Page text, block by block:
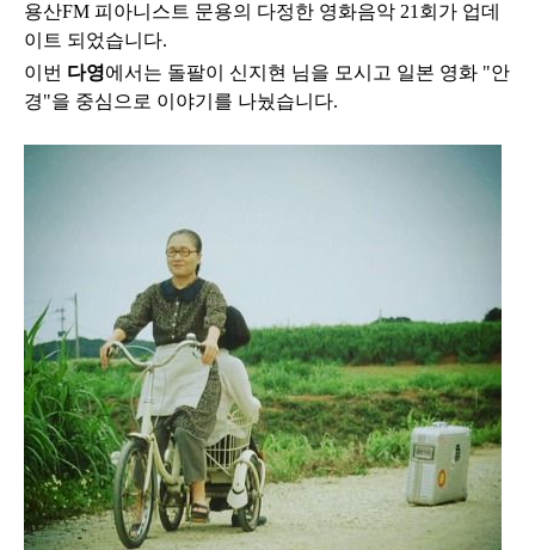
용산FM 피아니스트 문용의 다정한 영화음악 21 회 가 업데
이트 되었습니다.
이번 다영에서는 돌팔이 신지현 님을 모시고 일본 영화 "안
경"을 중심으로 이야기를 나눴습니다.